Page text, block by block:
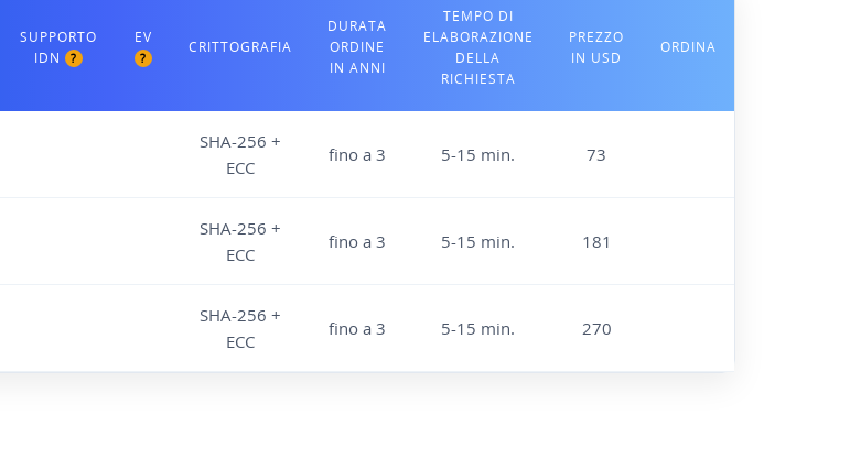
SUPPORTO
IDN
?
EV
?
CRITTOGRAFIA
DURATA
ORDINE
IN ANNI
TEMPO DI
ELABORAZIONE
DELLA
RICHIESTA
PREZZO
IN USD
ORDINA
SHA-256 +
ECC
fino a 3 5-15 min. 73
SHA-256 +
ECC
fino a 3 5-15 min. 181
SHA-256 +
ECC
fino a 3 5-15 min. 270